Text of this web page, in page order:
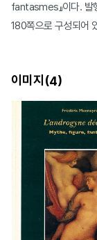
fantasmes』이다.
180쪽으로 구성되어
이미지(4)